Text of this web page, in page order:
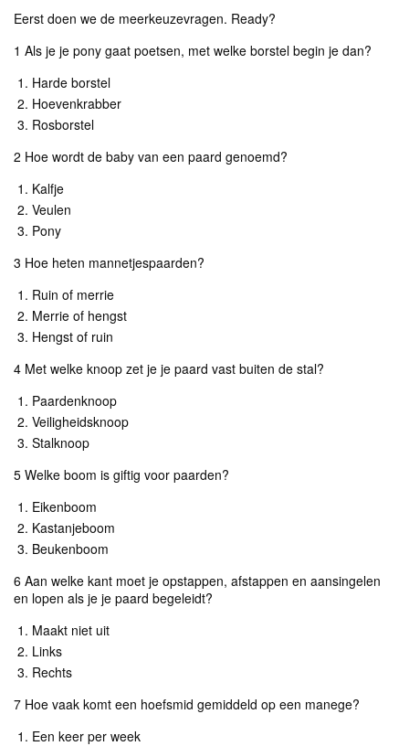
Eerst doen we de meerkeuzevragen. Ready?
1 Als je je pony gaat poetsen, met welke borstel begin je dan?
Harde borstel
Hoevenkrabber
Rosborstel
2 Hoe wordt de baby van een paard genoemd?
Kalfje
Veulen
Pony
3 Hoe heten mannetjespaarden?
Ruin of merrie
Merrie of hengst
Hengst of ruin
4 Met welke knoop zet je je paard vast buiten de stal?
Paardenknoop
Veiligheidsknoop
Stalknoop
5 Welke boom is giftig voor paarden?
Eikenboom
Kastanjeboom
Beukenboom
6 Aan welke kant moet je opstappen, afstappen en aansingelen
en lopen als je je paard begeleidt?
Maakt niet uit
Links
Rechts
7 Hoe vaak komt een hoefsmid gemiddeld op een manege?
Een keer per week